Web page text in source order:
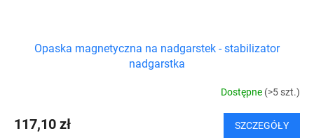
Opaska magnetyczna na nadgarstek - stabilizator
nadgarstka
Dostępne (>5 szt.)
117,10 zł SZCZEGÓŁY